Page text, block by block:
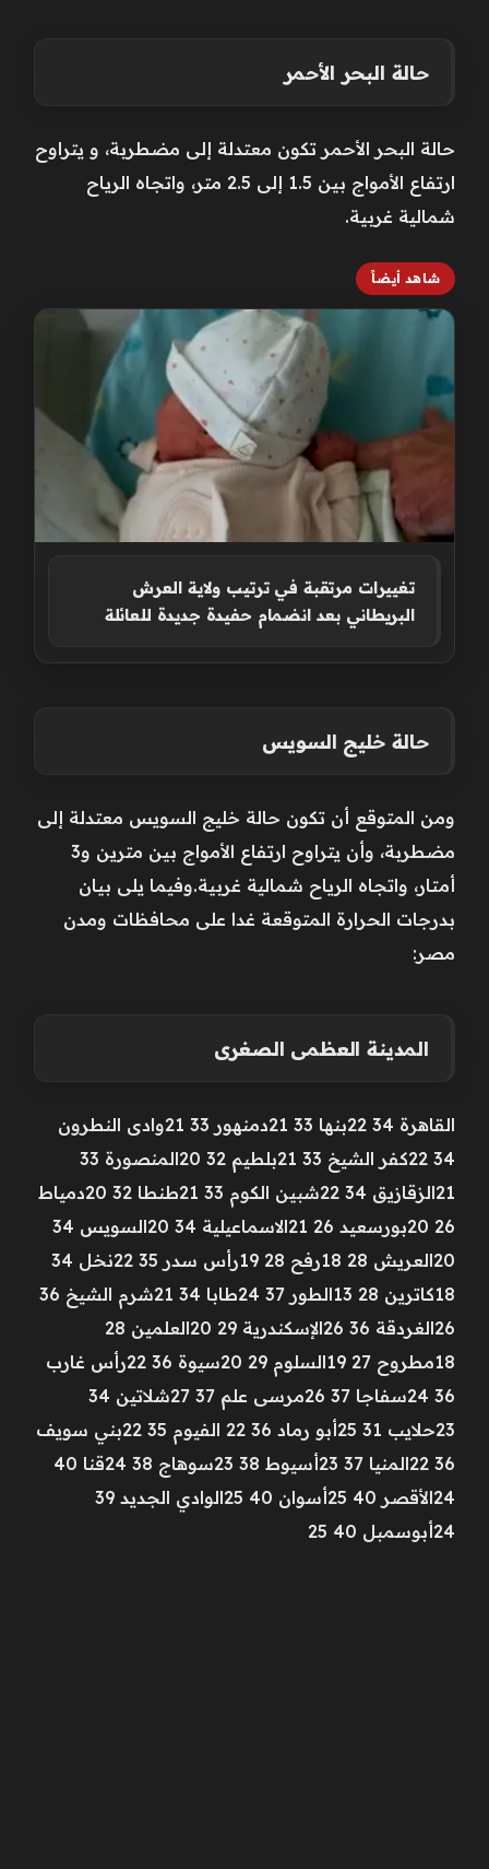
حالة البحر الأحمر
حالة البحر الأحمر تكون معتدلة إلى مضطربة، و يتراوح
ارتفاع الأمواج بين 1.5 إلى 2.5 متر، واتجاه الرياح
شمالية غربية.
شاهد أيضاً
تغييرات مرتقبة في ترتيب ولاية العرش
البريطاني بعد انضمام حفيدة جديدة للعائلة
حالة خليج السويس
ومن المتوقع أن تكون حالة خليج السويس معتدلة إلى
مضطربة، وأن يتراوح ارتفاع الأمواج بين مترين و3
أمتار، واتجاه الرياح شمالية غربية.وفيما يلى بيان
بدرجات الحرارة المتوقعة غدا على محافظات ومدن
مصر:
المدينة العظمى الصغرى
القاهرة 34 22بنها 33 21دمنهور 33 21وادى النطرون
34 22كفر الشيخ 33 21بلطيم 32 20المنصورة 33
21الزقازيق 34 22شبين الكوم 33 21طنطا 32 20دمياط
26 20بورسعيد 26 21الاسماعيلية 34 20السويس 34
20العريش 28 18رفح 28 19رأس سدر 35 22نخل 34
18كاترين 28 13الطور 37 24طابا 34 21شرم الشيخ 36
26الغردقة 36 26الإسكندرية 29 20العلمين 28
18مطروح 27 19السلوم 29 20سيوة 36 22رأس غارب
36 24سفاجا 37 26مرسى علم 37 27شلاتين 34
23حلايب 31 25أبو رماد 36 22 الفيوم 35 22بني سويف
36 22المنيا 37 23أسيوط 38 23سوهاج 38 24قنا 40
24الأقصر 40 25أسوان 40 25الوادي الجديد 39
24أبوسمبل 40 25